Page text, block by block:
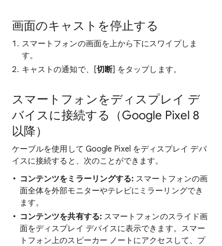
画面のキャストを停止する
スマートフォンの画面を上から下にスワイプしま
す。
キャストの通知で、[切断] をタップします。
スマートフォンをディスプレイ デ
バイスに接続する（Google Pixel 8
以降）
ケーブルを使用して Google Pixel をディスプレイ デバ
イスに接続すると、次のことができます。
コンテンツをミラーリングする: スマートフォンの画
面全体を外部モニターやテレビにミラーリングでき
ます。
コンテンツを共有する: スマートフォンのスライド画
面をディスプレイ デバイスに表示できます。スマー
トフォン上のスピーカー ノートにアクセスして、プ